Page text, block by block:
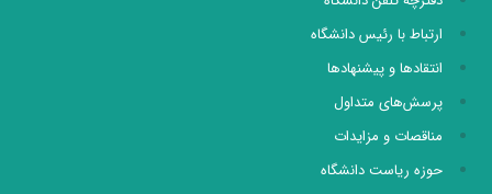
ارتباط با رئیس دانشگاه
انتقادها و پیشنهادها
پرسش‌های متداول
مناقصات و مزایدات
حوزه ریاست دانشگاه